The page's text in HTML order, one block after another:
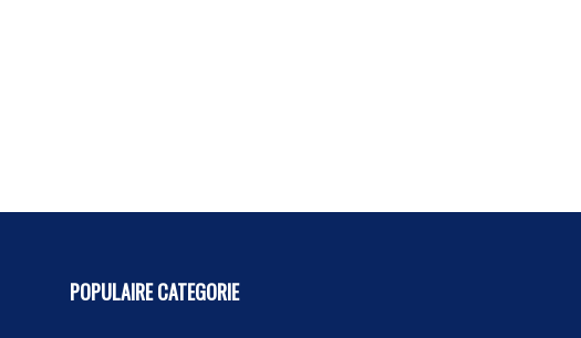
POPULAIRE CATEGORIE